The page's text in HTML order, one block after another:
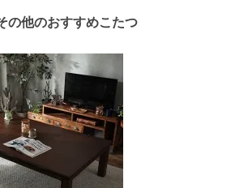
の他のおすすめこたつ